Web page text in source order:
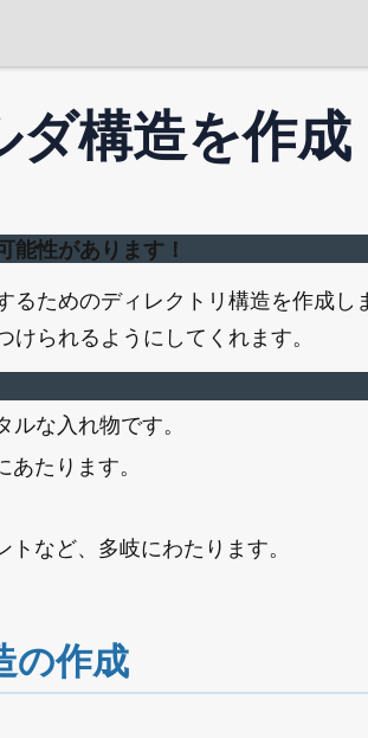
ダ構造を作成
能性があります！
ためのディレクトリ構造を作成
られるようにしてくれます。
な入れ物です。
たります。
など、多岐にわたります。
の作成